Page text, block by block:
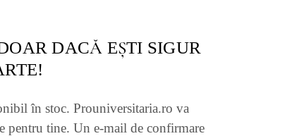
DACĂ EŞTI SIGUR
în stoc. Prouniversitaria.ro va
pentru tine. Un e-mail de confirmare